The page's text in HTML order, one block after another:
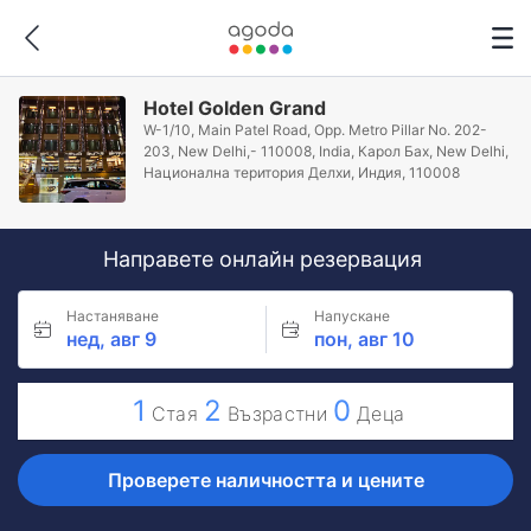
Hotel Golden Grand
W-1/10, Main Patel Road, Opp. Metro Pillar No. 202-
203, New Delhi,- 110008, India, Карол Бах, New Delhi,
Национална територия Делхи, Индия, 110008
Направете онлайн резервация
Настаняване
нед, авг 9
Напускане
пон, авг 10
1 Стая 2 Възрастни 0 Деца
Проверете наличността и цените